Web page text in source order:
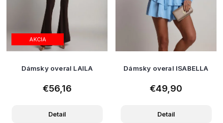
AKCIA
Dámsky overal LAILA
€56,16
Detail
Dámsky overal ISABELLA
€49,90
Detail